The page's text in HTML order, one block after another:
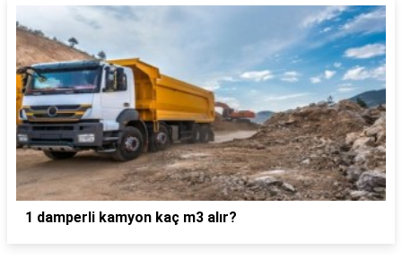
1 damperli kamyon kaç m3 alır?